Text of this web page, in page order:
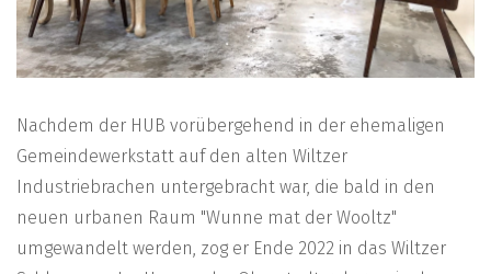
Nachdem der HUB vorübergehend in der ehemaligen
Gemeindewerkstatt auf den alten Wiltzer
Industriebrachen untergebracht war, die bald in den
neuen urbanen Raum "Wunne mat der Wooltz"
umgewandelt werden, zog er Ende 2022 in das Wiltzer